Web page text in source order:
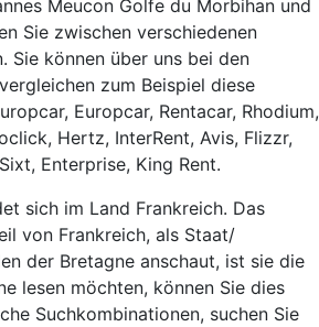
Meucon Golfe du Morbihan und
Sie zwischen verschiedenen
Sie können über uns bei den
zum Beispiel diese
Europcar, Rentacar, Rhodium,
Hertz, InterRent, Avis, Flizzr,
Enterprise, King Rent.
sich im Land Frankreich. Das
von Frankreich, als Staat/
der Bretagne anschaut, ist sie die
lesen möchten, können Sie dies
Suchkombinationen, suchen Sie